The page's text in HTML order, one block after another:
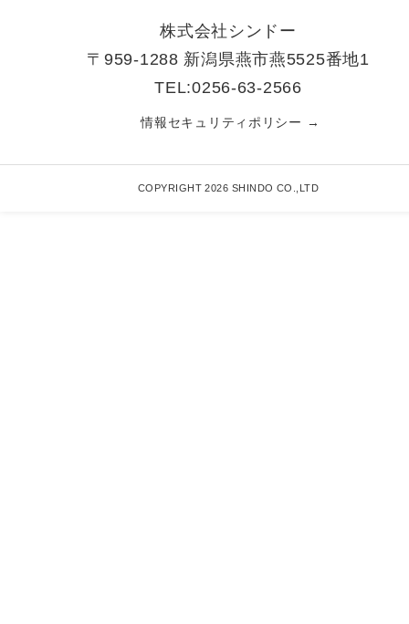
株式会社シンドー
〒959-1288 新潟県燕市燕5525番地1
TEL:0256-63-2566
情報セキュリティポリシー →
COPYRIGHT 2026 SHINDO CO.,LTD